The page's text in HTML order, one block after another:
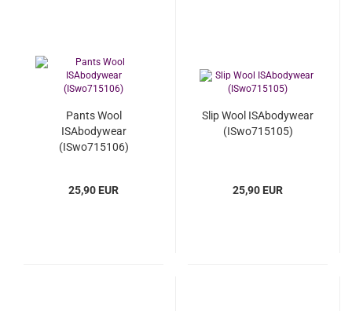
Pants Wool
ISAbodywear
(ISwo715106)
25,90 EUR
Slip Wool ISAbodywear
(ISwo715105)
25,90 EUR